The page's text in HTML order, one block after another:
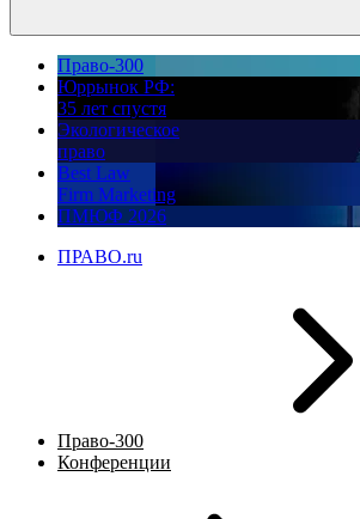
Право-300
Юррынок РФ:
35 лет спустя
Экологическое
право
Best Law
Firm Marketing
ПМЮФ 2026
ПРАВО.ru
Право-300
Конференции